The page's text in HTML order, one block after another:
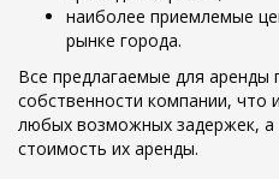
наиболее приемлемые
рынке города.
Все предлагаемые для аренды
собственности компании, что
любых возможных задержек,
стоимость их аренды.